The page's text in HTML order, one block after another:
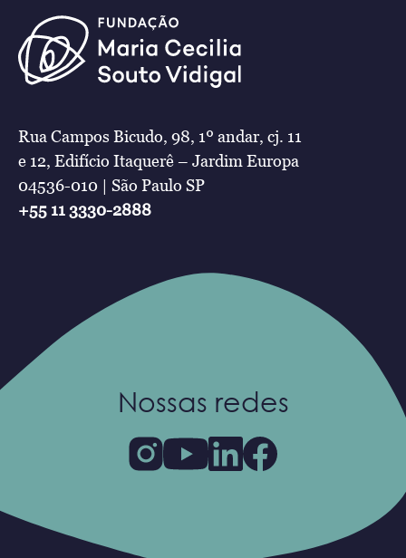
Rua Campos Bicudo, 98, 1º andar, cj. 11
e 12, Edifício Itaquerê – Jardim Europa
04536-010 | São Paulo SP
+55 11 3330-2888
Nossas redes